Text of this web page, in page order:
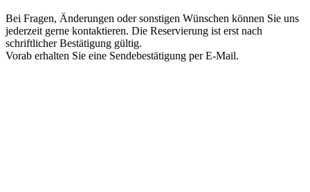
Bei Fragen, Änderungen oder sonstigen Wünschen können Sie uns
jederzeit gerne kontaktieren. Die Reservierung ist erst nach
schriftlicher Bestätigung gültig.
Vorab erhalten Sie eine Sendebestätigung per E-Mail.